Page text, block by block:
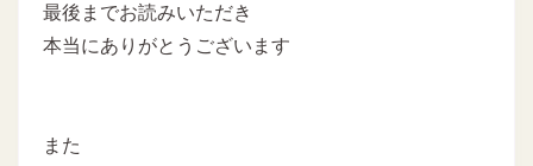
最後までお読みいただき
本当にありがとうございます
また